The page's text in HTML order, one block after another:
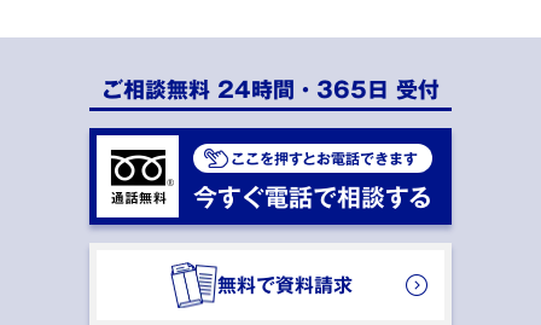
ご相談無料 24時間・365日 受付
ここを押すとお電話できます
今すぐ電話で相談する
無料で資料請求